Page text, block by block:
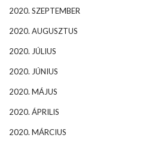
2020. SZEPTEMBER
2020. AUGUSZTUS
2020. JÚLIUS
2020. JÚNIUS
2020. MÁJUS
2020. ÁPRILIS
2020. MÁRCIUS